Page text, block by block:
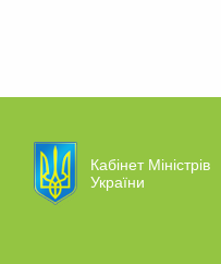
Кабінет Міністрів
України